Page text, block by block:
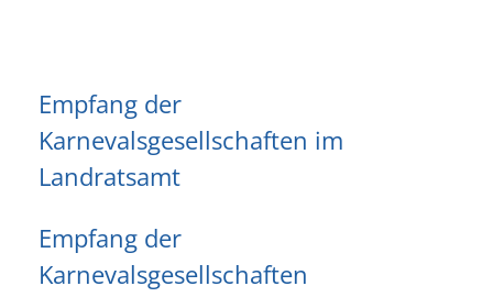
Empfang der
Karnevalsgesellschaften im
Landratsamt
Empfang der
Karnevalsgesellschaften